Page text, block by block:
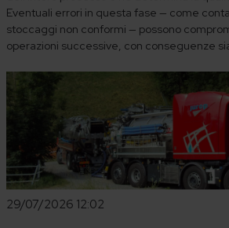
Eventuali errori in questa fase — come
stoccaggi non conformi — possono
operazioni successive, con conseguenze
29/07/2026 12:02